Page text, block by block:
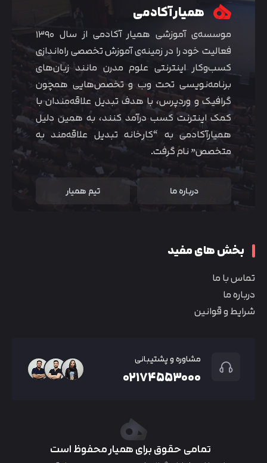
همیار آکادمی
موسسه‌ی آموزشی همیار آکادمی از سال ۱۳۹۰
فعالیت خود را در زمینه‌ی آموزش تخصصی راه‌اندازی
کسب‌و‌کار اینترنتی علوم مدرن مانند زبان‌های
برنامه‌نویسی تحت وب و تخصص‌هایی همچون
گرافیک و وردپرس، با هدف تبدیل علاقه‌مندان با
کمک اینترنت کسب درآمد کنند، به همین دلیل
همیارآکادمی به “کارخانه تبدیل علاقه‌مند به
متخصص” نام گرفت.
درباره ما تیم همیار
بخش های مفید
تماس با ما
درباره ما
شرایط و قوانین
مشاوره و پشتیبانی
۰۲۱۷۴۵۵۳۰۰۰
تمامی حقوق برای همیار محفوظ است
متوجه شدم